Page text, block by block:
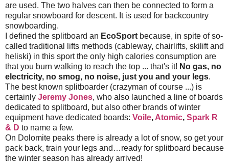
are used. The two halves can then be connected to form a
regular snowboard for descent. It is used for backcountry
snowboarding.
I defined the splitboard an EcoSport because, in spite of so-
called traditional lifts methods (cableway, chairlifts, skilift and
heliski) in this sport the only high calories consumption are
that you burn walking to reach the top ... that's it! No gas, no
electricity, no smog, no noise, just you and your legs.
The best known splitboarder (crazyman of course ...) is
certainly Jeremy Jones, who also launched a line of boards
dedicated to splitboard, but also other brands of winter
equipment have dedicated boards: Voile, Atomic, Spark R
& D to name a few.
On Dolomite peaks there is already a lot of snow, so get your
pack back, train your legs and…ready for splitboard because
the winter season has already arrived!